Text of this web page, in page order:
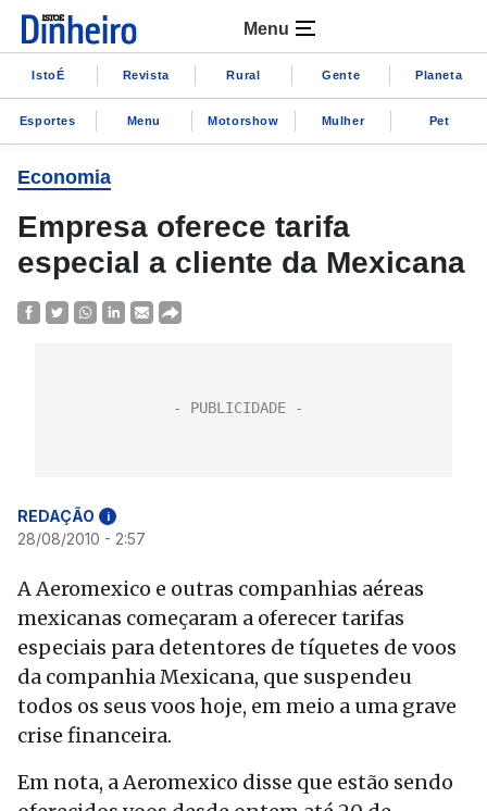
Menu
IstoÉ Revista Rural Gente Planeta
Esportes Menu Motorshow Mulher Pet
Economia
Empresa oferece tarifa
especial a cliente da Mexicana
REDAÇÃO i
28/08/2010 - 2:57
A Aeromexico e outras companhias aéreas
mexicanas começaram a oferecer tarifas
especiais para detentores de tíquetes de voos
da companhia Mexicana, que suspendeu
todos os seus voos hoje, em meio a uma grave
crise financeira.
Em nota, a Aeromexico disse que estão sendo